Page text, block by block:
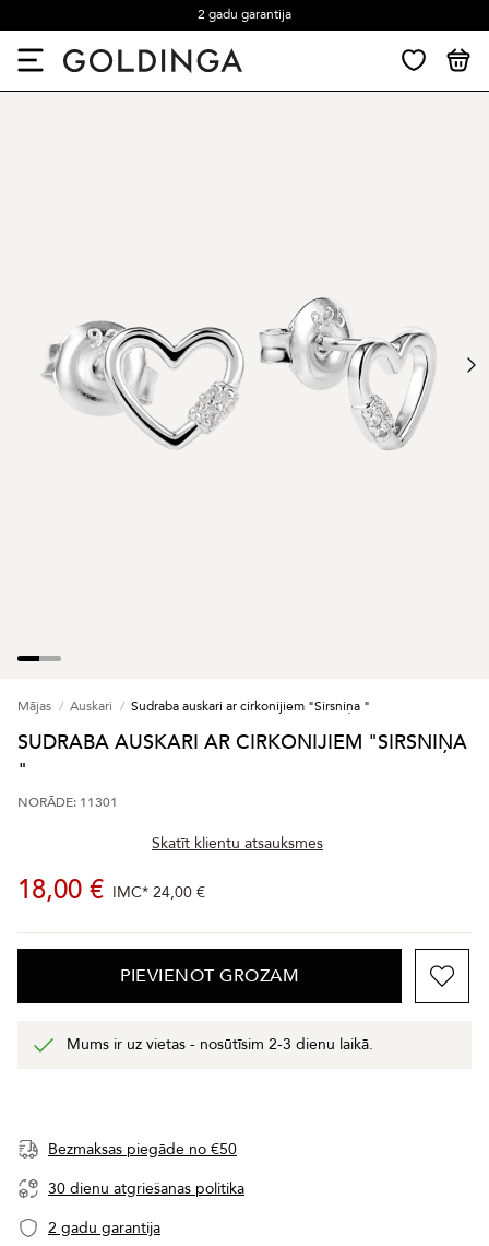
2 gadu garantija
Mājas Auskari Sudraba auskari ar cirkonijiem "Sirsniņa "
SUDRABA AUSKARI AR CIRKONIJIEM "SIRSNIŅA
"
NORĀDE: 11301
Skatīt klientu atsauksmes
18,00 € IMC* 24,00 €
PIEVIENOT GROZAM
Mums ir uz vietas - nosūtīsim 2-3 dienu laikā.
Bezmaksas piegāde no €50
30 dienu atgriešanas politika
2 gadu garantija